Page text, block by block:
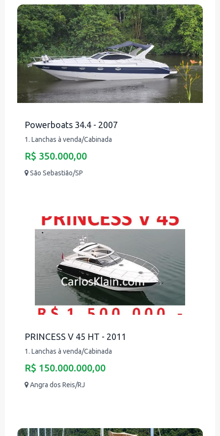
Powerboats 34.4 - 2007
1. Lanchas à venda/Cabinada
R$ 350.000,00
São Sebastião/SP
PRINCESS V 45 HT - 2011
1. Lanchas à venda/Cabinada
R$ 150.000.000,00
Angra dos Reis/RJ